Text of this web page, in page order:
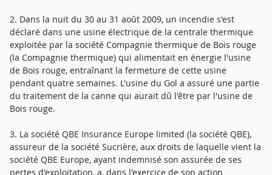
2. Dans la nuit du 30 au 31 août 2009, un incendie s'est
déclaré dans une usine électrique de la centrale thermique
exploitée par la société Compagnie thermique de Bois rouge
(la Compagnie thermique) qui alimentait en énergie l'usine
de Bois rouge, entraînant la fermeture de cette usine
pendant quatre semaines. L'usine du Gol a assuré une partie
du traitement de la canne qui aurait dû l'être par l'usine de
Bois rouge.
3. La société QBE Insurance Europe limited (la société QBE),
assureur de la société Sucrière, aux droits de laquelle vient la
société QBE Europe, ayant indemnisé son assurée de ses
pertes d'exploitation, a, dans l'exercice de son action